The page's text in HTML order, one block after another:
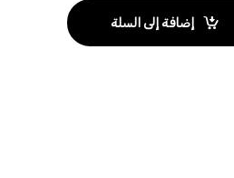
إضافة إلى السلة